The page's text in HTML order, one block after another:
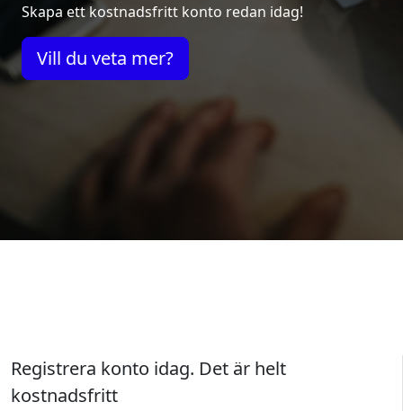
Skapa ett kostnadsfritt konto redan idag!
Vill du veta mer?
Registrera konto idag. Det är helt
kostnadsfritt